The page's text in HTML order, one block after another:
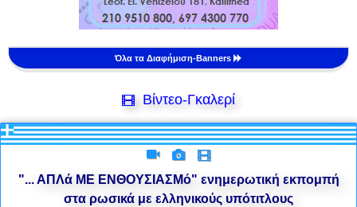
Όλα τα Διαφήμιση-Banners
Βίντεο-Γκαλερί
"... ΑΠΛά ΜΕ ΕΝΘΟΥΣΙΑΣΜό" ενημερωτική εκπομπή
στα ρωσικά με ελληνικούς υπότιτλους